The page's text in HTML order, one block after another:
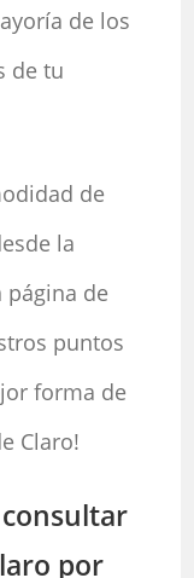
de los
de tu
de
la
de
puntos
forma de
Claro!
por